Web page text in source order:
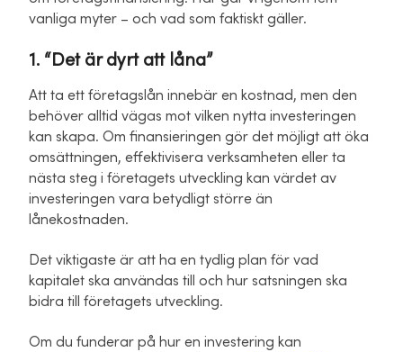
vanliga myter – och vad som faktiskt gäller.
1. “Det är dyrt att låna”
Att ta ett företagslån innebär en kostnad, men den
behöver alltid vägas mot vilken nytta investeringen
kan skapa. Om finansieringen gör det möjligt att öka
omsättningen, effektivisera verksamheten eller ta
nästa steg i företagets utveckling kan värdet av
investeringen vara betydligt större än
lånekostnaden.
Det viktigaste är att ha en tydlig plan för vad
kapitalet ska användas till och hur satsningen ska
bidra till företagets utveckling.
Om du funderar på hur en investering kan